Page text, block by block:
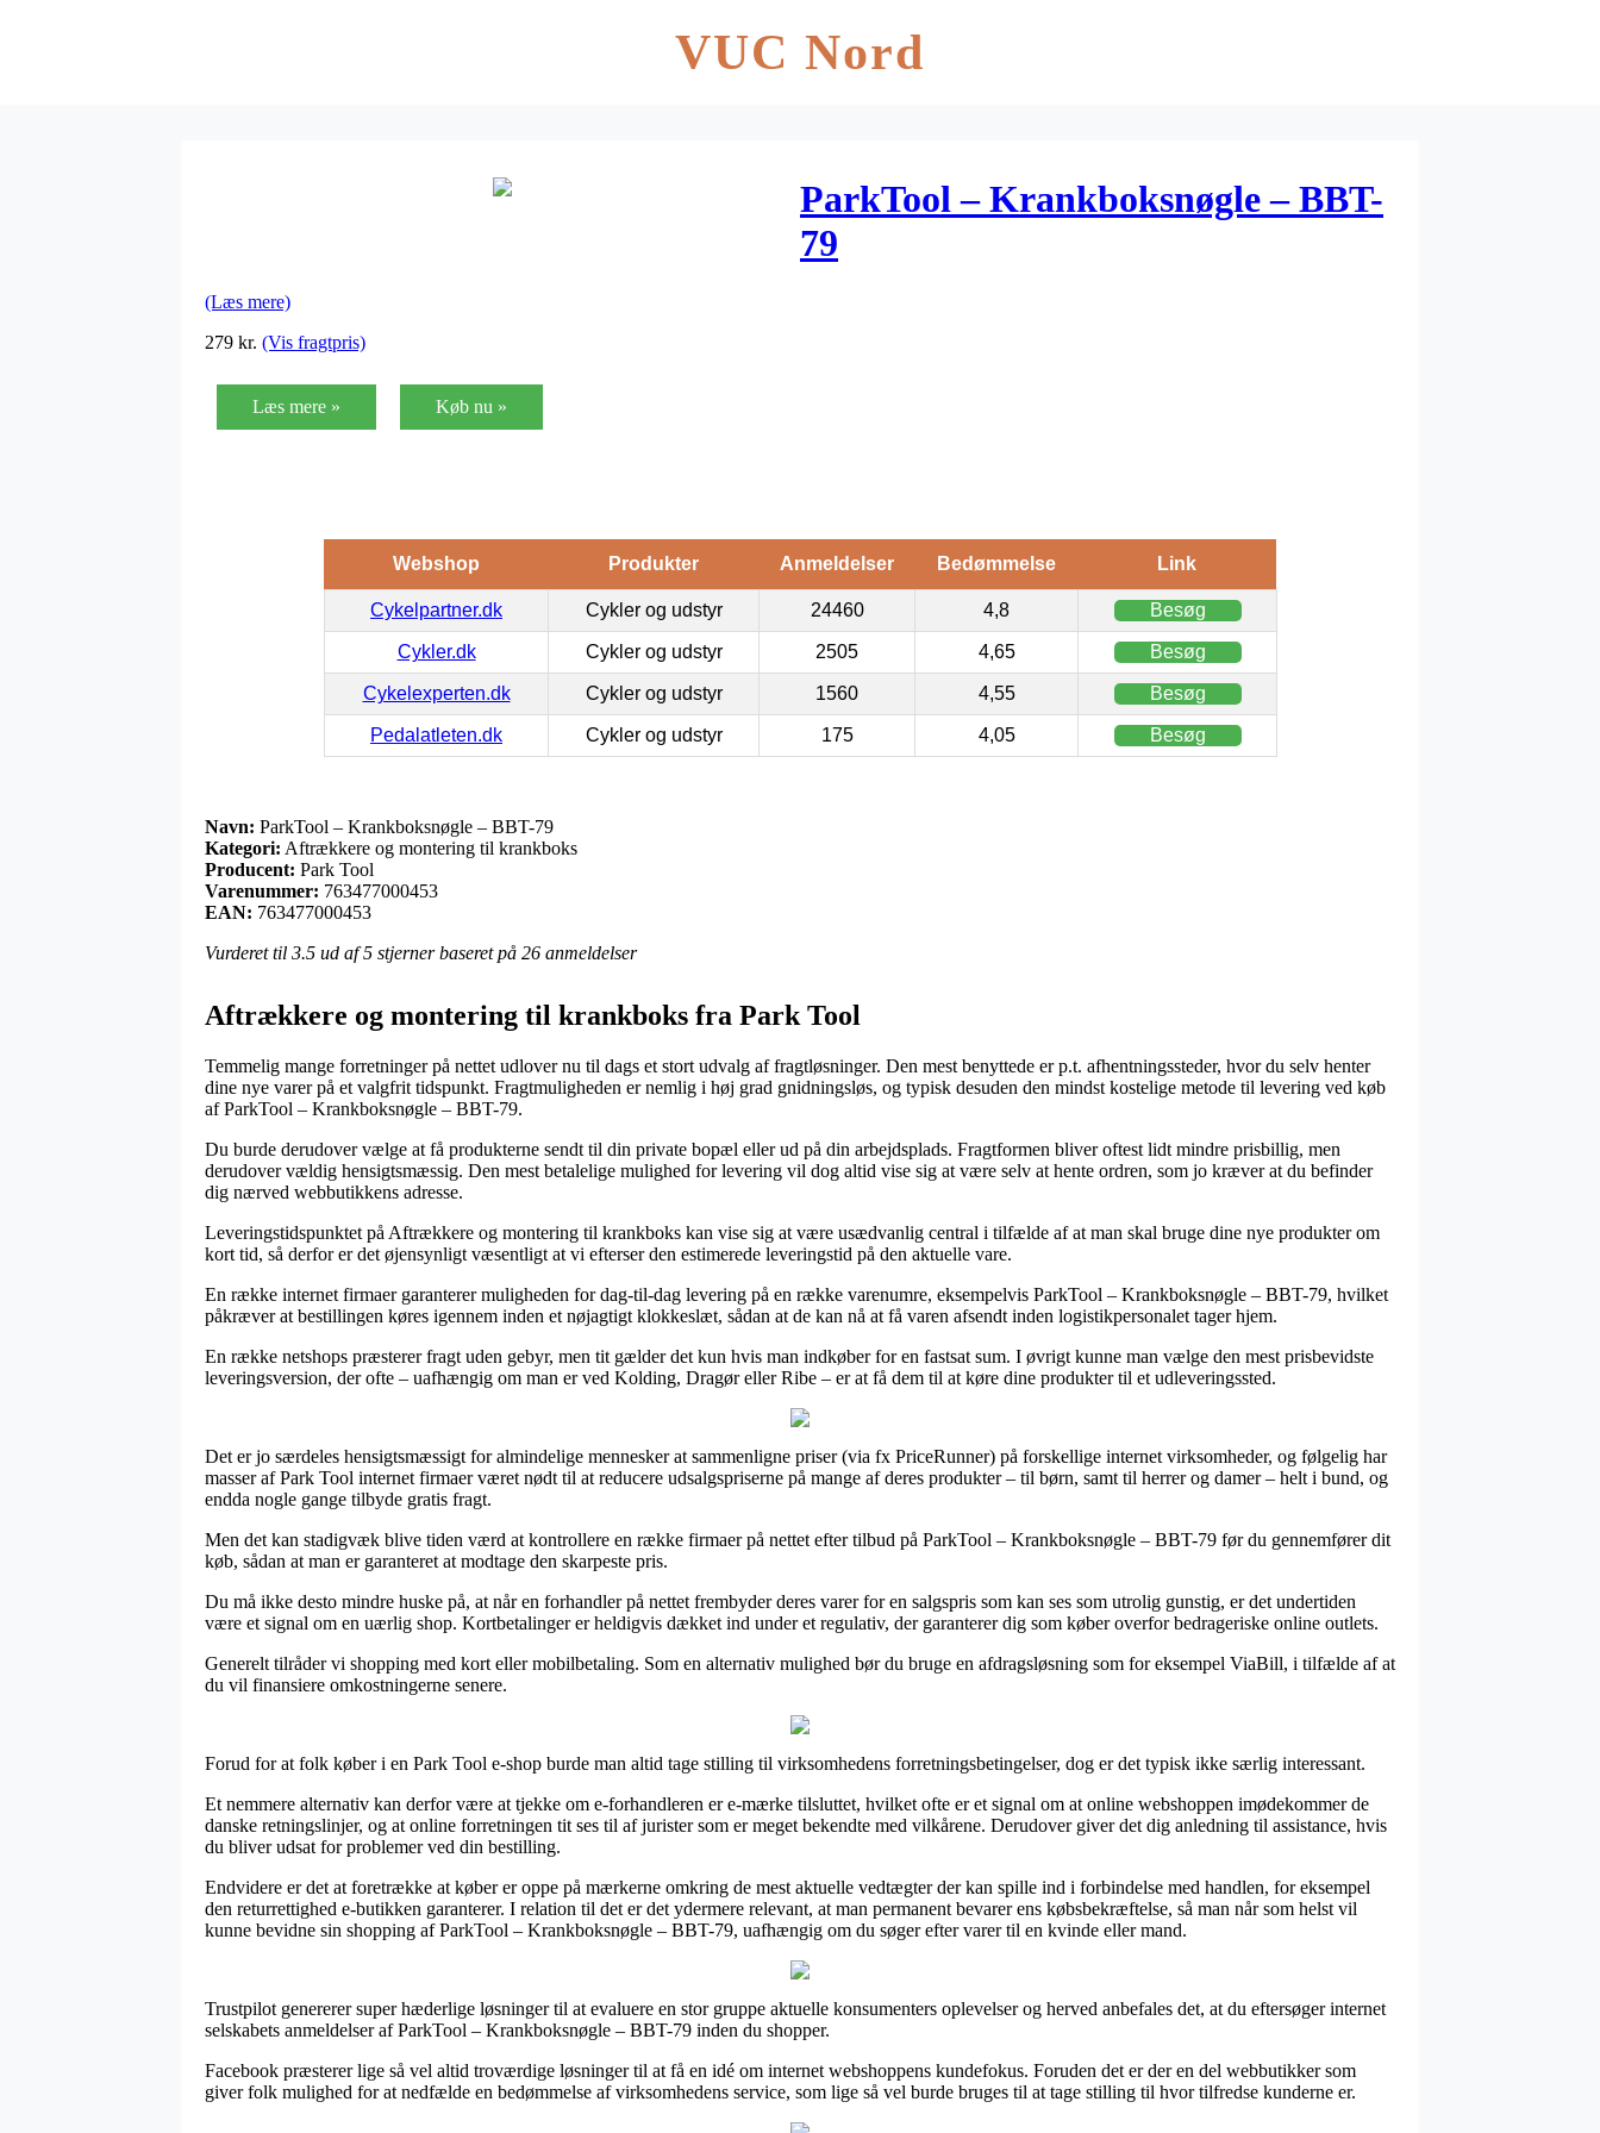
VUC Nord
ParkTool – Krankboksnøgle – BBT-
79
(Læs mere)
279 kr. (Vis fragtpris)
Læs mere » Køb nu »
Webshop Produkter Anmeldelser Bedømmelse Link
Cykelpartner.dk Cykler og udstyr 24460 4,8 Besøg
Cykler.dk Cykler og udstyr 2505 4,65 Besøg
Cykelexperten.dk Cykler og udstyr 1560 4,55 Besøg
Pedalatleten.dk Cykler og udstyr 175 4,05 Besøg
Navn: ParkTool – Krankboksnøgle – BBT-79
Kategori: Aftrækkere og montering til krankboks
Producent: Park Tool
Varenummer: 763477000453
EAN: 763477000453
Vurderet til 3.5 ud af 5 stjerner baseret på 26 anmeldelser
Aftrækkere og montering til krankboks fra Park Tool
Temmelig mange forretninger på nettet udlover nu til dags et stort udvalg af fragtløsninger. Den mest benyttede er p.t. afhentningssteder, hvor du selv henter
dine nye varer på et valgfrit tidspunkt. Fragtmuligheden er nemlig i høj grad gnidningsløs, og typisk desuden den mindst kostelige metode til levering ved køb
af ParkTool – Krankboksnøgle – BBT-79.
Du burde derudover vælge at få produkterne sendt til din private bopæl eller ud på din arbejdsplads. Fragtformen bliver oftest lidt mindre prisbillig, men
derudover vældig hensigtsmæssig. Den mest betalelige mulighed for levering vil dog altid vise sig at være selv at hente ordren, som jo kræver at du befinder
dig nærved webbutikkens adresse.
Leveringstidspunktet på Aftrækkere og montering til krankboks kan vise sig at være usædvanlig central i tilfælde af at man skal bruge dine nye produkter om
kort tid, så derfor er det øjensynligt væsentligt at vi efterser den estimerede leveringstid på den aktuelle vare.
En række internet firmaer garanterer muligheden for dag-til-dag levering på en række varenumre, eksempelvis ParkTool – Krankboksnøgle – BBT-79, hvilket
påkræver at bestillingen køres igennem inden et nøjagtigt klokkeslæt, sådan at de kan nå at få varen afsendt inden logistikpersonalet tager hjem.
En række netshops præsterer fragt uden gebyr, men tit gælder det kun hvis man indkøber for en fastsat sum. I øvrigt kunne man vælge den mest prisbevidste
leveringsversion, der ofte – uafhængig om man er ved Kolding, Dragør eller Ribe – er at få dem til at køre dine produkter til et udleveringssted.
Det er jo særdeles hensigtsmæssigt for almindelige mennesker at sammenligne priser (via fx PriceRunner) på forskellige internet virksomheder, og følgelig har
masser af Park Tool internet firmaer været nødt til at reducere udsalgspriserne på mange af deres produkter – til børn, samt til herrer og damer – helt i bund, og
endda nogle gange tilbyde gratis fragt.
Men det kan stadigvæk blive tiden værd at kontrollere en række firmaer på nettet efter tilbud på ParkTool – Krankboksnøgle – BBT-79 før du gennemfører dit
køb, sådan at man er garanteret at modtage den skarpeste pris.
Du må ikke desto mindre huske på, at når en forhandler på nettet frembyder deres varer for en salgspris som kan ses som utrolig gunstig, er det undertiden
være et signal om en uærlig shop. Kortbetalinger er heldigvis dækket ind under et regulativ, der garanterer dig som køber overfor bedrageriske online outlets.
Generelt tilråder vi shopping med kort eller mobilbetaling. Som en alternativ mulighed bør du bruge en afdragsløsning som for eksempel ViaBill, i tilfælde af at
du vil finansiere omkostningerne senere.
Forud for at folk køber i en Park Tool e-shop burde man altid tage stilling til virksomhedens forretningsbetingelser, dog er det typisk ikke særlig interessant.
Et nemmere alternativ kan derfor være at tjekke om e-forhandleren er e-mærke tilsluttet, hvilket ofte er et signal om at online webshoppen imødekommer de
danske retningslinjer, og at online forretningen tit ses til af jurister som er meget bekendte med vilkårene. Derudover giver det dig anledning til assistance, hvis
du bliver udsat for problemer ved din bestilling.
Endvidere er det at foretrække at køber er oppe på mærkerne omkring de mest aktuelle vedtægter der kan spille ind i forbindelse med handlen, for eksempel
den returrettighed e-butikken garanterer. I relation til det er det ydermere relevant, at man permanent bevarer ens købsbekræftelse, så man når som helst vil
kunne bevidne sin shopping af ParkTool – Krankboksnøgle – BBT-79, uafhængig om du søger efter varer til en kvinde eller mand.
Trustpilot genererer super hæderlige løsninger til at evaluere en stor gruppe aktuelle konsumenters oplevelser og herved anbefales det, at du eftersøger internet
selskabets anmeldelser af ParkTool – Krankboksnøgle – BBT-79 inden du shopper.
Facebook præsterer lige så vel altid troværdige løsninger til at få en idé om internet webshoppens kundefokus. Foruden det er der en del webbutikker som
giver folk mulighed for at nedfælde en bedømmelse af virksomhedens service, som lige så vel burde bruges til at tage stilling til hvor tilfredse kunderne er.